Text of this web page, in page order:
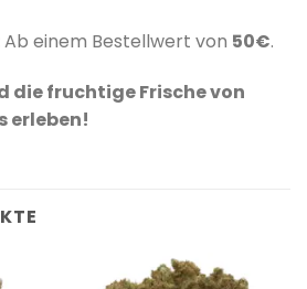
Ab einem Bestellwert von 50€.
die fruchtige Frische von
erleben!